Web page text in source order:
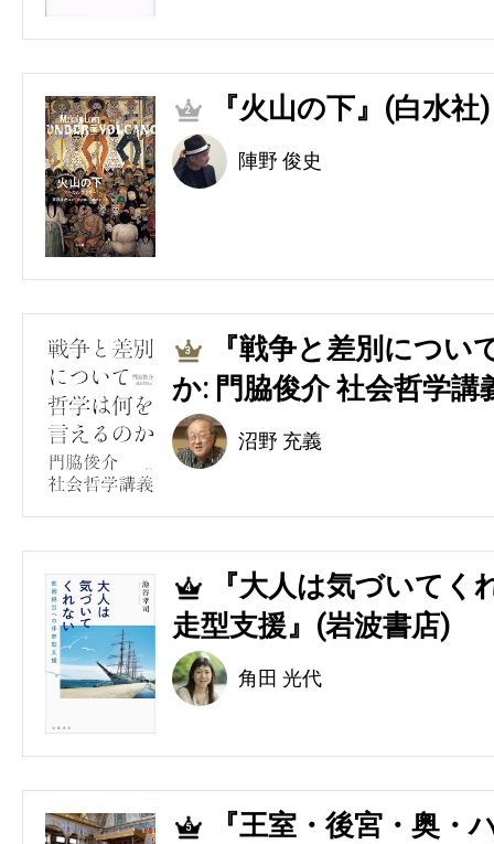
2 『火山の下』(白水社)
陣野 俊史
3
『戦争と差別につ
か: 門脇俊介 社会哲学講
沼野 充義
4
『大人は気づいてく
走型支援』(岩波書店)
角田 光代
5
『王室・後宮・奥・